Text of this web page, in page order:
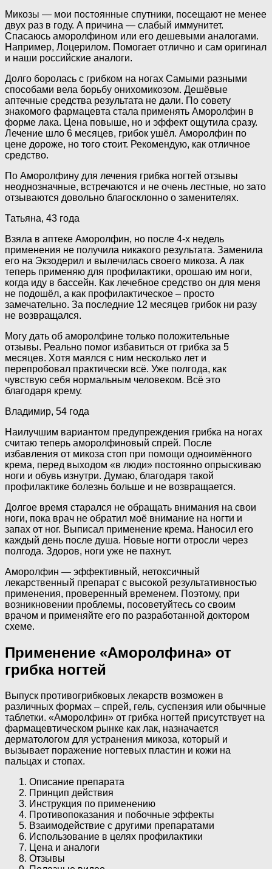
Микозы — мои постоянные спутники, посещают не менее
двух раз в году. А причина — слабый иммунитет.
Спасаюсь аморолфином или его дешевыми аналогами.
Например, Лоцерилом. Помогает отлично и сам оригинал
и наши российские аналоги.
Долго боролась с грибком на ногах Самыми разными
способами вела борьбу онихомикозом. Дешёвые
аптечные средства результата не дали. По совету
знакомого фармацевта стала применять Аморолфин в
форме лака. Цена повыше, но и эффект ощутила сразу.
Лечение шло 6 месяцев, грибок ушёл. Аморолфин по
цене дороже, но того стоит. Рекомендую, как отличное
средство.
По Аморолфину для лечения грибка ногтей отзывы
неоднозначные, встречаются и не очень лестные, но зато
отзываются довольно благосклонно о заменителях.
Татьяна, 43 года
Взяла в аптеке Аморолфин, но после 4-х недель
применения не получила никакого результата. Заменила
его на Экзодерил и вылечилась своего микоза. А лак
теперь применяю для профилактики, орошаю им ноги,
когда иду в бассейн. Как лечебное средство он для меня
не подошёл, а как профилактическое – просто
замечательно. За последние 12 месяцев грибок ни разу
не возвращался.
Могу дать об аморолфине только положительные
отзывы. Реально помог избавиться от грибка за 5
месяцев. Хотя маялся с ним несколько лет и
перепробовал практически всё. Уже полгода, как
чувствую себя нормальным человеком. Всё это
благодаря крему.
Владимир, 54 года
Наилучшим вариантом предупреждения грибка на ногах
считаю теперь аморолфиновый спрей. После
избавления от микоза стоп при помощи одноимённого
крема, перед выходом «в люди» постоянно опрыскиваю
ноги и обувь изнутри. Думаю, благодаря такой
профилактике болезнь больше и не возвращается.
Долгое время старался не обращать внимания на свои
ноги, пока врач не обратил моё внимание на ногти и
запах от ног. Выписал применение крема. Наносил его
каждый день после душа. Новые ногти отросли через
полгода. Здоров, ноги уже не пахнут.
Аморолфин — эффективный, нетоксичный
лекарственный препарат с высокой результативностью
применения, проверенный временем. Поэтому, при
возникновении проблемы, посоветуйтесь со своим
врачом и применяйте его по разработанной доктором
схеме.
Применение «Аморолфина» от
грибка ногтей
Выпуск противогрибковых лекарств возможен в
различных формах – спрей, гель, суспензия или обычные
таблетки. «Аморолфин» от грибка ногтей присутствует на
фармацевтическом рынке как лак, назначается
дерматологом для устранения микоза, который и
вызывает поражение ногтевых пластин и кожи на
пальцах и стопах.
Описание препарата
Принцип действия
Инструкция по применению
Противопоказания и побочные эффекты
Взаимодействие с другими препаратами
Использование в целях профилактики
Цена и аналоги
Отзывы